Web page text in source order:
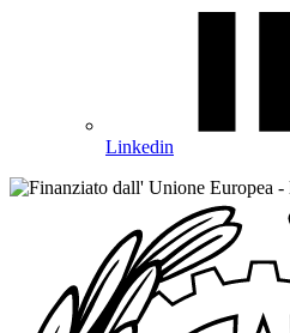
Linkedin